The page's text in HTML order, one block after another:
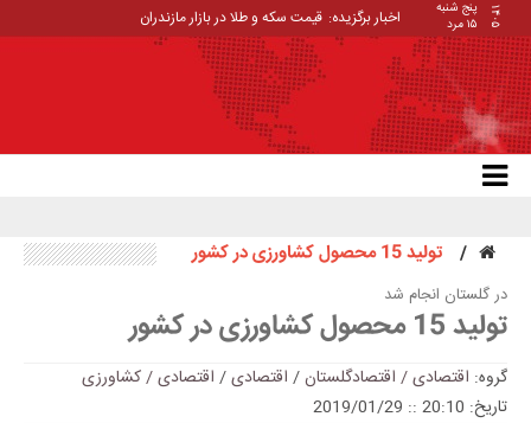
۱۴۰۵
پنج شنبه
۱۵ مرد
اخبار برگزیده: قیمت سکه و طلا در بازار مازندران
تولید 15 محصول کشاورزی در کشور
در گلستان انجام شد
تولید 15 محصول کشاورزی در کشور
گروه: اقتصادی / اقتصادگلستان/ اقتصادی/ اقتصادی / کشاورزی
تاریخ: 20:10 :: 2019/01/29